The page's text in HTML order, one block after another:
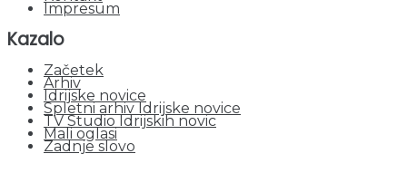
Impresum
Kazalo
Začetek
Arhiv
Idrijske novice
Spletni arhiv Idrijske novice
TV Studio Idrijskih novic
Mali oglasi
Zadnje slovo